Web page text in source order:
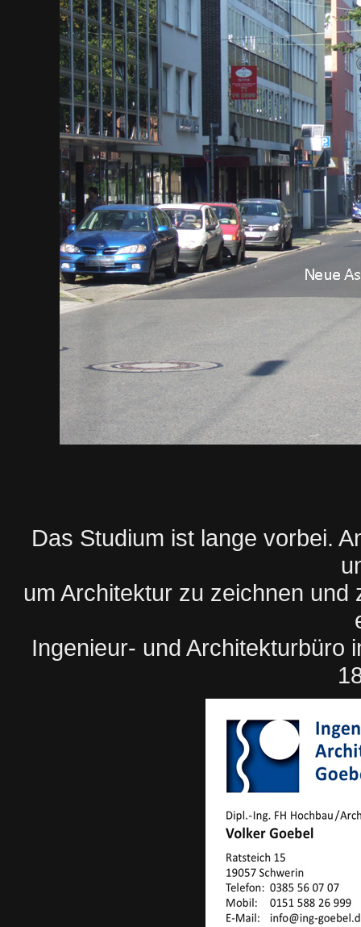
Das Studium ist lange vorbei.
um Architektur zu zeichnen
Ingenieur- und Architekturbüro